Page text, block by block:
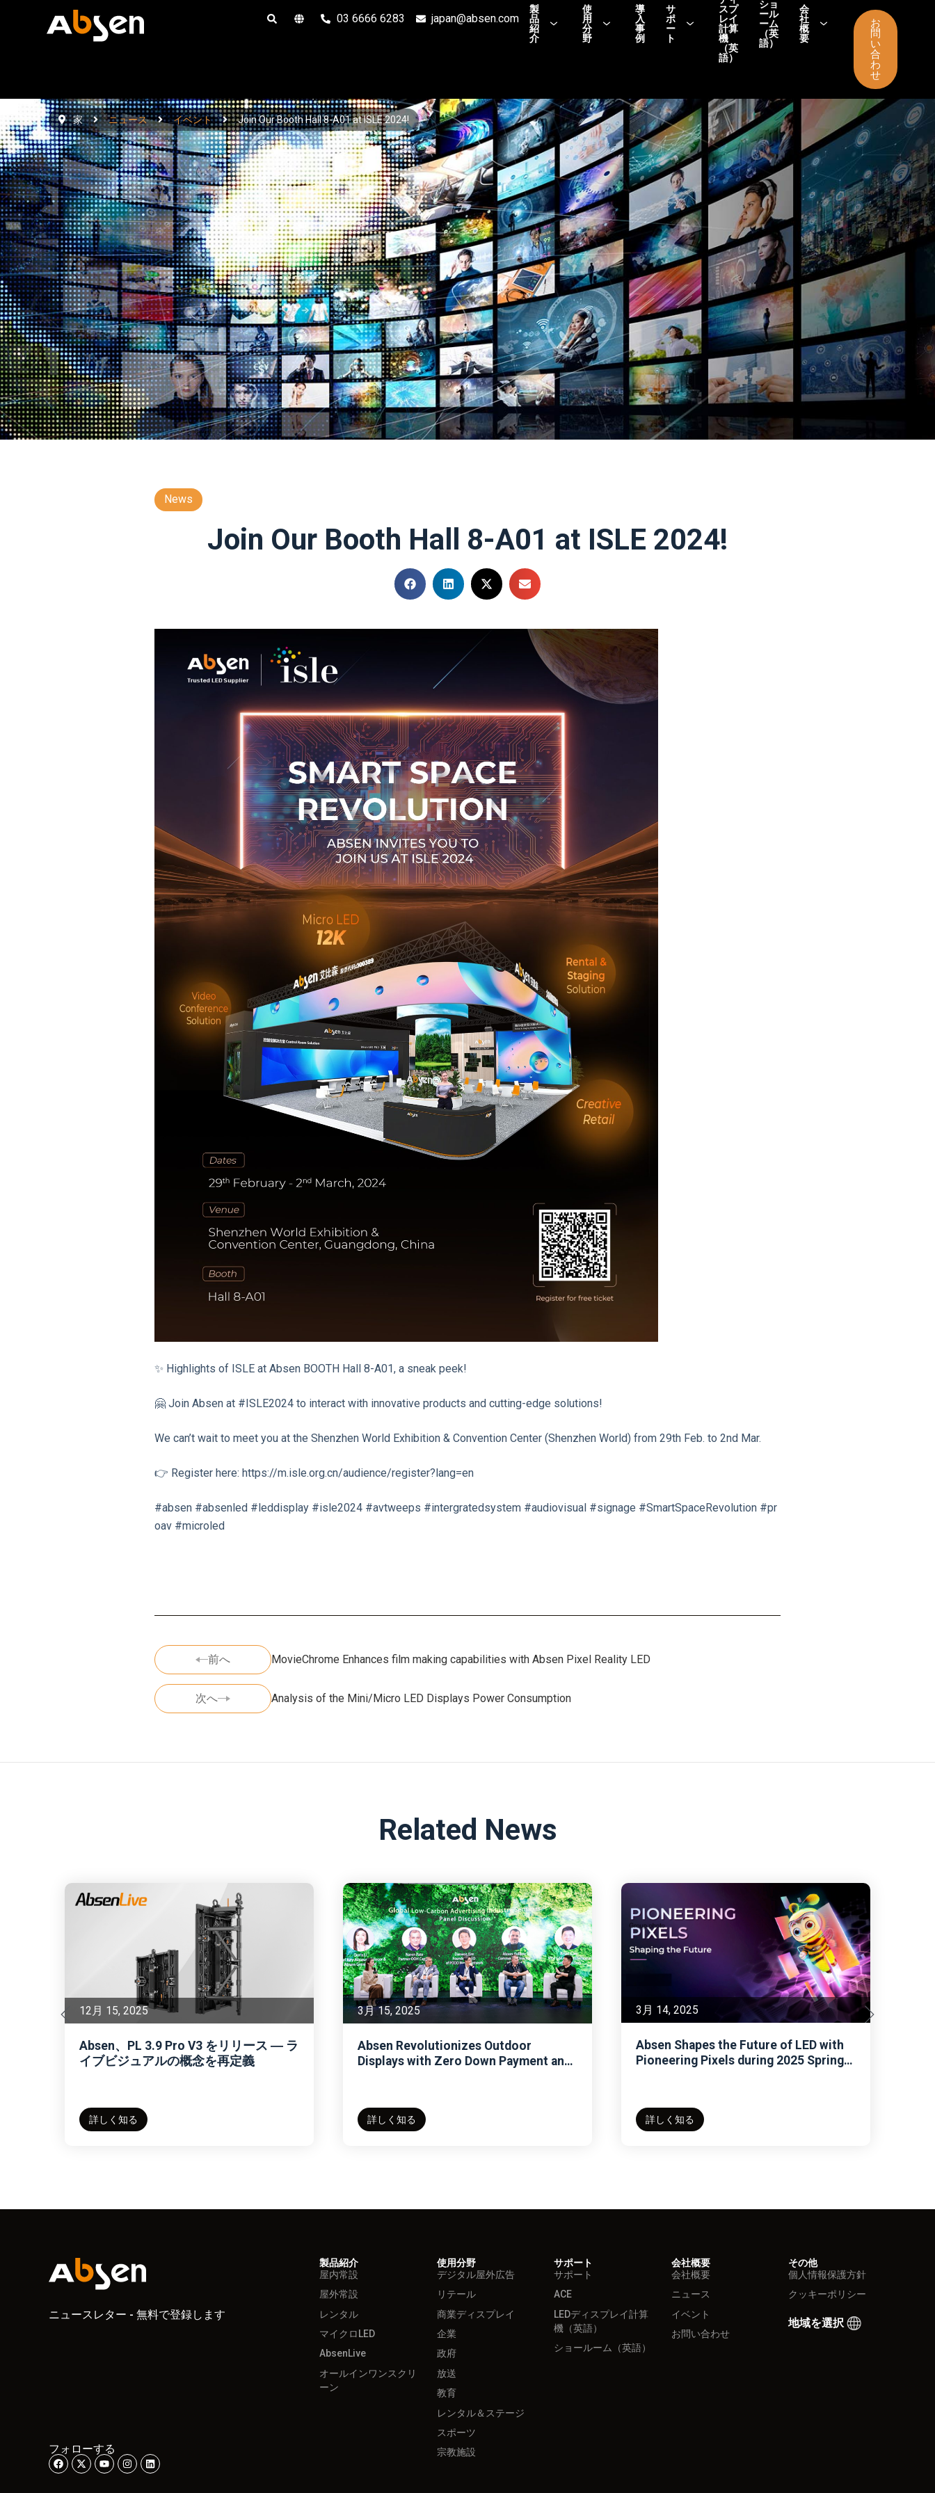
ス
キ
ッ
プ
03 6666 6283 japan@absen.com
製
品
紹
介
使
用
分
野
導
入
事
例
サ
ポ
ー
ト
スプ
レイ
計算
機
（英
語）
ショ
ール
ーム
（英
語）
会
社
概
要
お
問
い
合
わ
せ
家 ニュース イベント Join Our Booth Hall 8-A01 at ISLE 2024!
News
Join Our Booth Hall 8-A01 at ISLE 2024!
✨ Highlights of ISLE at Absen BOOTH Hall 8-A01, a sneak peek!
🤗 Join Absen at #ISLE2024 to interact with innovative products and cutting-edge solutions!
We can’t wait to meet you at the Shenzhen World Exhibition & Convention Center (Shenzhen World) from 29th Feb. to 2nd Mar.
👉 Register here: https://m.isle.org.cn/audience/register?lang=en
#absen #absenled #leddisplay #isle2024 #avtweeps #intergratedsystem #audiovisual #signage #SmartSpaceRevolution #pr
oav #microled
前へ MovieChrome Enhances film making capabilities with Absen Pixel Reality LED
次へ Analysis of the Mini/Micro LED Displays Power Consumption
Related News
3月 15, 2025
Absen Revolutionizes Outdoor
Displays with Zero Down Payment and
詳しく知る
3月 14, 2025
Absen Shapes the Future of LED with
Pioneering Pixels during 2025 Spring
詳しく知る
2月 28, 2025
Absen Celebrates Successful Germany
Showroom Renovation
詳しく知る
ニュースレター - 無料で登録します
フォローする
製品紹介
屋内常設
屋外常設
レンタル
マイクロLED
AbsenLive
オールインワンスクリ
ーン
使用分野
デジタル屋外広告
リテール
商業ディスプレイ
企業
政府
放送
教育
レンタル＆ステージ
スポーツ
宗教施設
サポート
サポート
ACE
LEDディスプレイ計算
機（英語）
ショールーム（英語）
会社概要
会社概要
ニュース
イベント
お問い合わせ
その他
個人情報保護方針
クッキーポリシー
地域を選択